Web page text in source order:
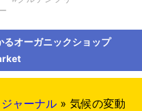
オーガニックショップ
ャーナル » 気候の変動